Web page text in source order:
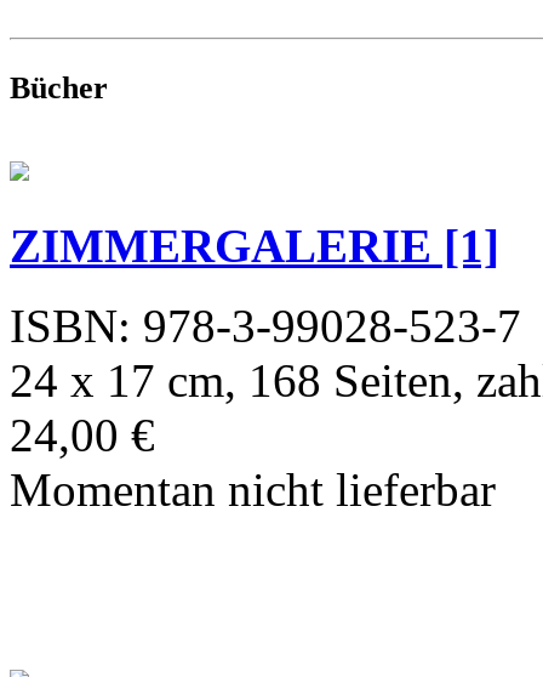
Bücher
ZIMMERGALERIE [1]
ISBN: 978-3-99028-523-7
24 x 17 cm, 168 Seiten,
24,00 €
Momentan nicht lieferbar